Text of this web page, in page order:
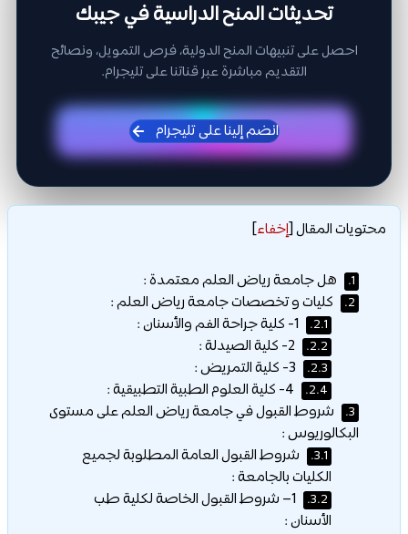
تحديثات المنح الدراسية في جيبك
احصل على تنبيهات المنح الدولية، فرص التمويل، ونصائح
التقديم مباشرة عبر قناتنا على تليجرام.
انضم إلينا على تليجرام
محتويات المقال[إخفاء]
1. هل جامعة رياض العلم معتمدة :
2. كليات و تخصصات جامعة رياض العلم :
2.1.
2.2.
2.3.
2.4.
3.
شروط القبول في جامعة رياض العلم على مستوى
البكالوريوس :
3.1.
شروط القبول العامة المطلوبة لجميع
الكليات بالجامعة :
3.2.
1– شروط القبول الخاصة لكلية طب
الأسنان :